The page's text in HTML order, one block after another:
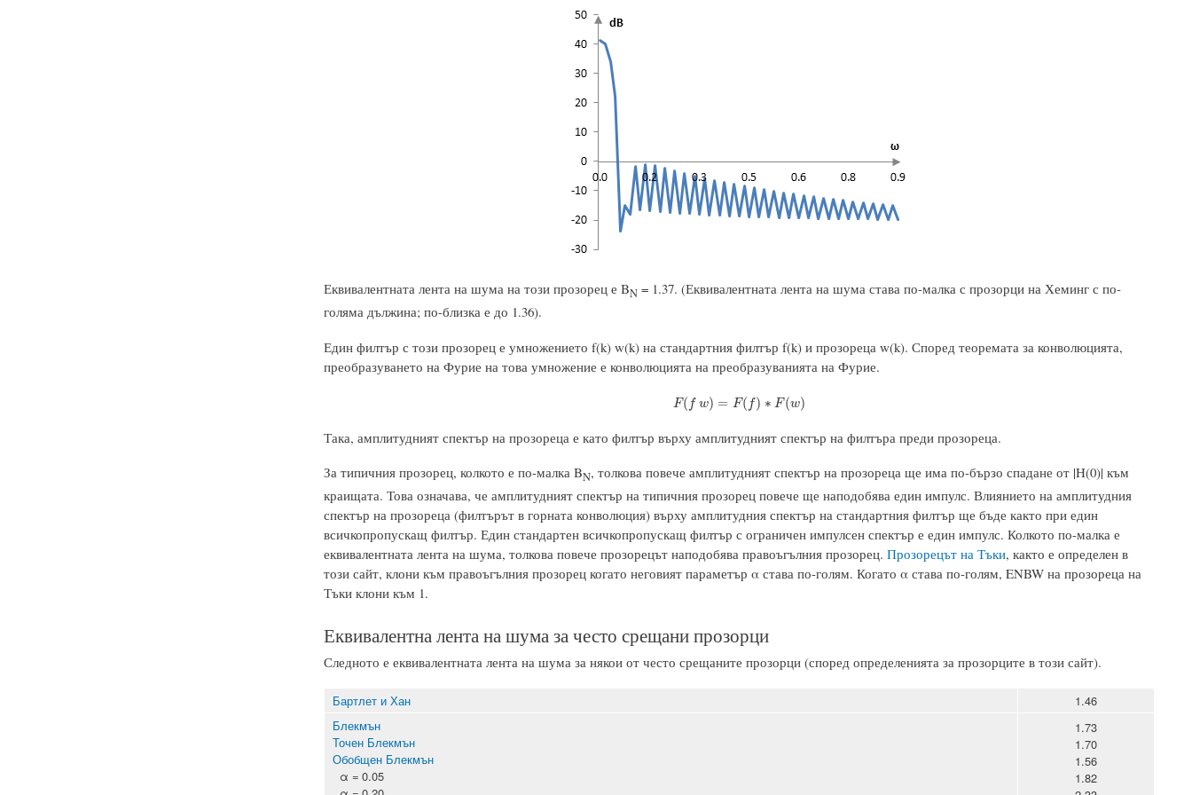
Еквивалентната лента на шума на този прозорец е BN= 1.37. (Еквивалентната лента на шума става по-малка с прозорци на Хеминг с по-
голяма дължина; по-близка е до 1.36).
Един филтър с този прозорец е умножението f(k) w(k) на стандартния филтър f(k) и прозореца w(k). Според теоремата за конволюцията,
преобразуването на Фурие на това умножение е конволюцията на преобразуванията на Фурие.
F( f w) = F( f) ∗ F(w)
F(fw)= F(f )∗F(w)
Така, амплитудният спектър на прозореца е като филтър върху амплитудният спектър на филтъра преди прозореца.
За типичния прозорец, колкото е по-малка BN, толкова повече амплитудният спектър на прозореца ще има по-бързо спадане от |H(0)| към
краищата. Това означава, че амплитудният спектър на типичния прозорец повече ще наподобява един импулс. Влиянието на амплитудния
спектър на прозореца (филтърът в горната конволюция) върху амплитудния спектър на стандартния филтър ще бъде както при един
всичкопропускащ филтър. Един стандартен всичкопропускащ филтър с ограничен импулсен спектър е един импулс. Колкото по-малка е
еквивалентната лента на шума, толкова повече прозорецът наподобява правоъгълния прозорец. Прозорецът на Тъки, както е определен в
този сайт, клони към правоъгълния прозорец когато неговият параметър α става по-голям. Когато α става по-голям, ENBW на прозореца на
Тъки клони към 1.
Еквивалентна лента на шума за често срещани прозорци
Следното е еквивалентната лента на шума за някои от често срещаните прозорци (според определенията за прозорците в този сайт).
Бартлет и Хан
1.46
Блекмън
Точен Блекмън
Обобщен Блекмън
α = 0.05
1.73
1.70
1.56
1.82